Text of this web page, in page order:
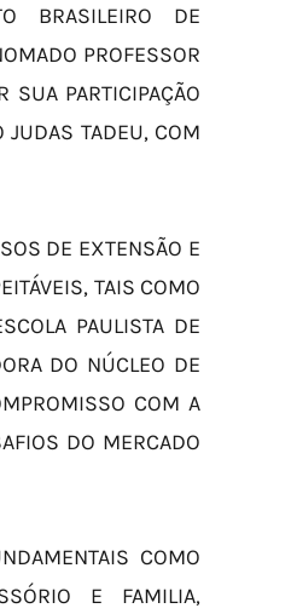
BRASILEIRO DE
PROFESSOR
SUA PARTICIPAÇÃO
JUDAS TADEU, COM
DE EXTENSÃO E
TAIS COMO
PAULISTA DE
DO NÚCLEO DE
COM A
DO MERCADO
COMO
E FAMILIA,